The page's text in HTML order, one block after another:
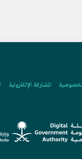
المشاركة الإلكترونية